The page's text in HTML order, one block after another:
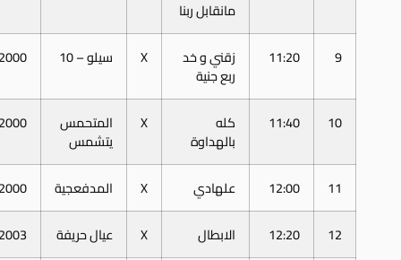
مانقابل ربنا
9
11:20 زقني و خد
ربع جنية
X سيلو – 10
10
11:40 كله
بالهداوة
X المتحمس
يتشمس
11
12:00 علهادي X المدفعجية
12
12:20 الابطال X عيال حريفة